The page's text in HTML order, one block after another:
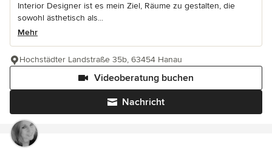
Interior Designer ist es mein Ziel, Räume zu gestalten, die
sowohl ästhetisch als...
Mehr
Nachricht
Videoberatung buchen
Hochstädter Landstraße 35b, 63454 Hanau